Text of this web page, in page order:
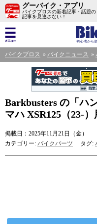
グーバイク・アプリ
バイクブロスの新着記事・話題の
記事を見逃さない！
バイクブロス バイクニュース
Barkbusters の「ハ
マハ XSR125（23-）
掲載日：2025年11月21日（金）
カテゴリー: バイクパーツ タグ: